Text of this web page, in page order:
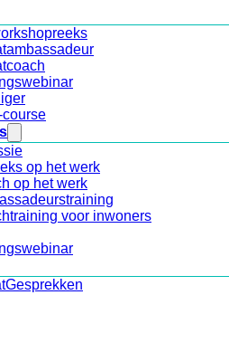
op het werk
op het werk
voor inwoners